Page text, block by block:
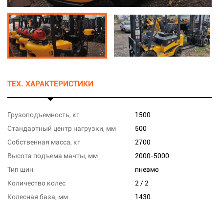
ТЕХ. ХАРАКТЕРИСТИКИ
Грузоподъемность, кг
1500
Стандартный центр нагрузки, мм
500
Собственная масса, кг
2700
Высота подъема мачты, мм
2000-5000
Тип шин
пневмо
Количество колес
2 / 2
Колесная база, мм
1430